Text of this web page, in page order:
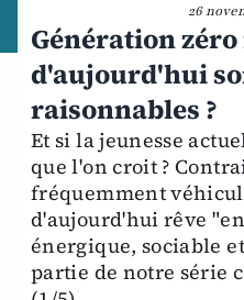
26
Génération zéro
d'aujourd'hui
raisonnables ?
Et si la jeunesse
que l'on croit ?
fréquemment
d'aujourd'hui rêve
énergique, sociable
partie de notre série